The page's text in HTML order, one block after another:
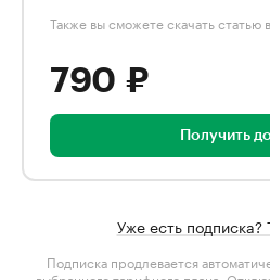
Также вы сможете скачать статью
790 ₽
Получить
Уже есть подписка?
Подписка продлевается